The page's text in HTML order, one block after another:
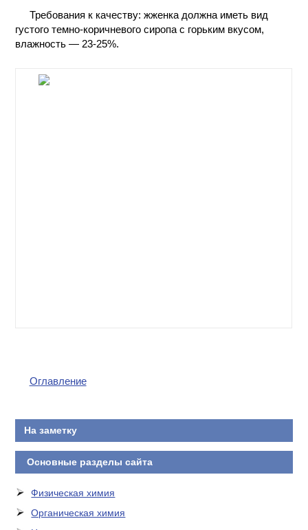
Требования к качеству: жженка должна иметь вид
густого темно-коричневого сиропа с горьким вкусом,
влажность — 23-25%.
Оглавление
На заметку
Основные разделы сайта
Физическая химия
Органическая химия